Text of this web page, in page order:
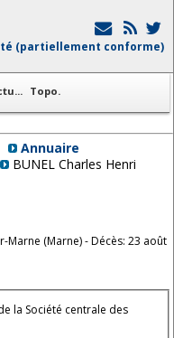
(partiellement conforme)
Topo.
Annuaire
BUNEL Charles Henri
Marne (Marne) - Décès: 23 août
la Société centrale des